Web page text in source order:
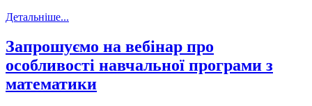
Детальніше...
Запрошуємо на вебінар про
особливості навчальної програми з
математики